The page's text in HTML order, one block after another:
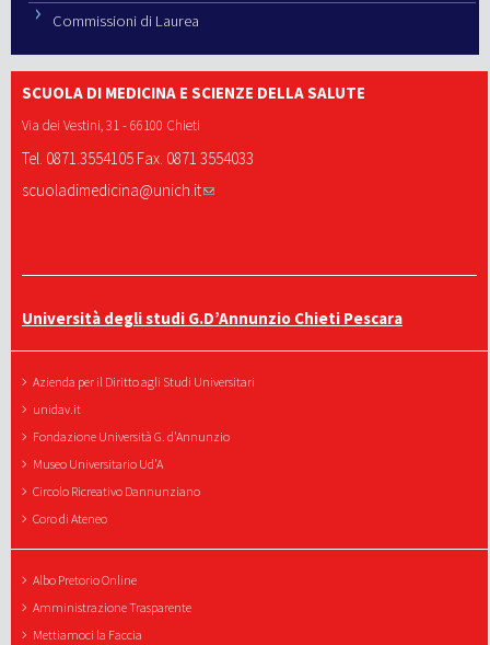
Commissioni di Laurea
SCUOLA DI MEDICINA E SCIENZE DELLA SALUTE
Via dei Vestini, 31 - 66100 Chieti
Tel. 0871.3554105 Fax. 0871 3554033
scuoladimedicina@unich.it
Università degli studi G.D’Annunzio Chieti Pescara
Azienda per il Diritto agli Studi Universitari
unidav.it
Fondazione Università G. d'Annunzio
Museo Universitario Ud'A
Circolo Ricreativo Dannunziano
Coro di Ateneo
Albo Pretorio Online
Amministrazione Trasparente
Mettiamoci la Faccia